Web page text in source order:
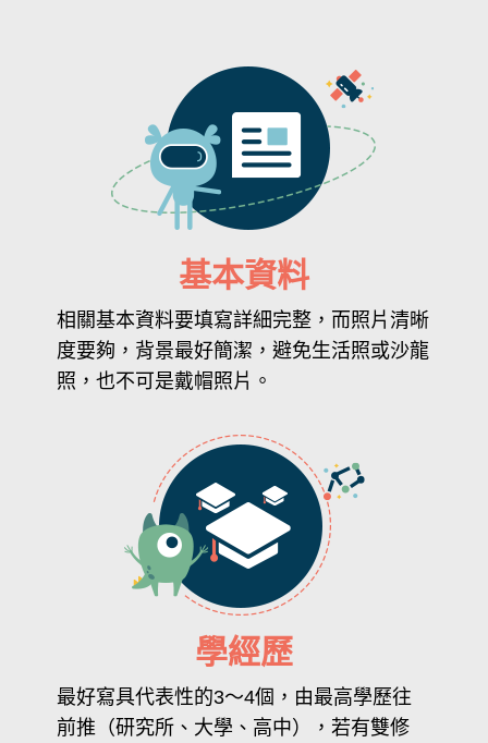
基本資料
相關基本資料要填寫詳細完整，而照片清晰
度要夠，背景最好簡潔，避免生活照或沙龍
照，也不可是戴帽照片。
學經歷
最好寫具代表性的3～4個，由最高學歷往
前推（研究所、大學、高中），若有雙修